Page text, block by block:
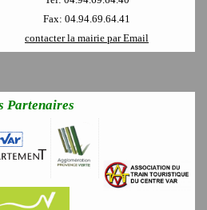
Fax: 04.94.69.64.41
contacter la mairie par Email
Partenaires